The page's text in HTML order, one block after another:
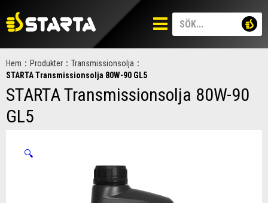
Hem : Produkter : Transmissionsolja :
STARTA Transmissionsolja 80W-90 GL5
STARTA Transmissionsolja 80W-90
GL5
🔍